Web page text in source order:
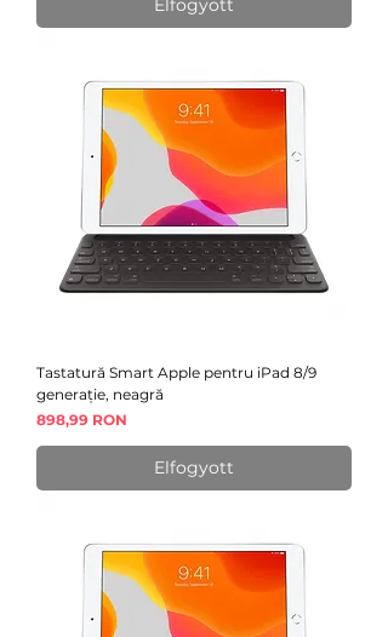
Elfogyott
Tastatură Smart Apple pentru iPad 8/9
generație, neagră
Ár
898,99 RON
Elfogyott